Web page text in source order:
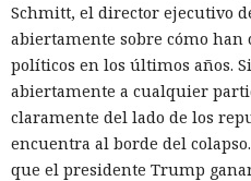
Schmitt, el director ejecutivo
abiertamente sobre cómo han
políticos en los últimos años.
abiertamente a cualquier
claramente del lado de los
encuentra al borde del
que el presidente Trump